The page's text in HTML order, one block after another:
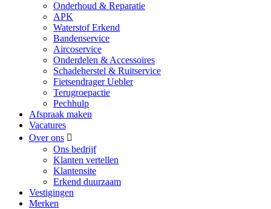
Onderhoud & Reparatie
APK
Waterstof Erkend
Bandenservice
Aircoservice
Onderdelen & Accessoires
Schadeherstel & Ruitservice
Fietsendrager Uebler
Terugroepactie
Pechhulp
Afspraak maken
Vacatures
Over ons
Ons bedrijf
Klanten vertellen
Klantensite
Erkend duurzaam
Vestigingen
Merken